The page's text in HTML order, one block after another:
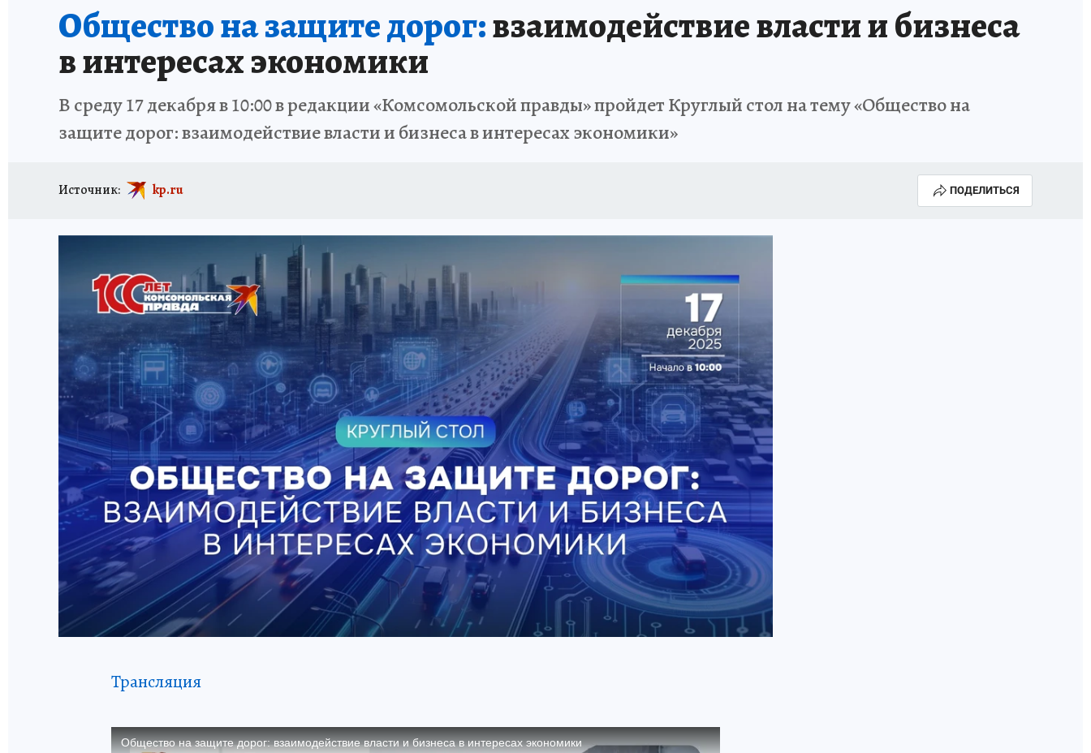
Общество на защите дорог:взаимодействие власти и бизнеса
в интересах экономики
В среду 17 декабря в 10:00 в редакции «Комсомольской правды» пройдет Круглый стол на тему «Общество на
защите дорог: взаимодействие власти и бизнеса в интересах экономики»
Источник: kp.ru ПОДЕЛИТЬСЯ
Трансляция